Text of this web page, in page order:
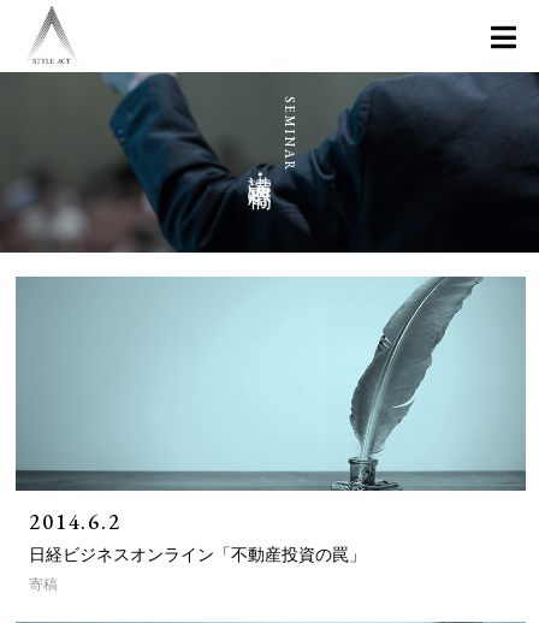
講演・寄稿
2014.6.2
日経ビジネスオンライン「不動産投資の罠」
寄稿